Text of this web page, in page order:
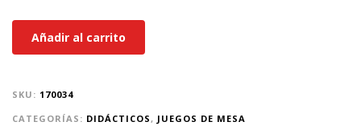
Añadir al carrito
SKU: 170034
CATEGORÍAS: DIDÁCTICOS, JUEGOS DE MESA